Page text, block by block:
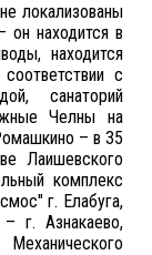
локализованы
он находится в
находится
с
санаторий
Челны на
– в 35
Лаишевского
комплекс
г. Елабуга,
– г. Азнакаево,
Механического